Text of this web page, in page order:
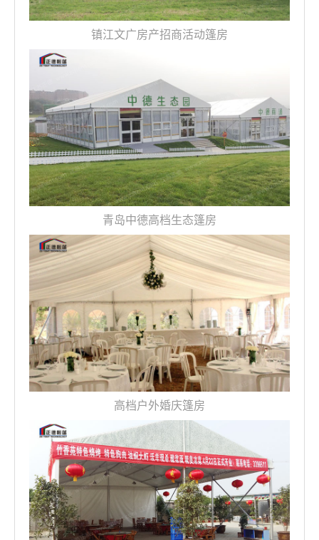
镇江文广房产招商活动篷房
青岛中德高档生态篷房
高档户外婚庆篷房